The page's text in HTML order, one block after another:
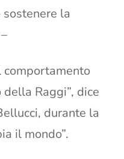
la
comportamento
Raggi”, dice
durante la
il mondo”.